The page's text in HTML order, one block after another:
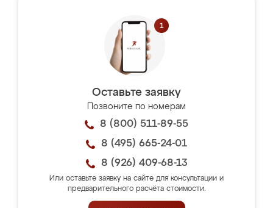
Оставьте заявку
Позвоните по номерам
8 (800) 511-89-55
8 (495) 665-24-01
8 (926) 409-68-13
Или оставьте заявку на сайте для консультации и
предварительного расчёта стоимости.